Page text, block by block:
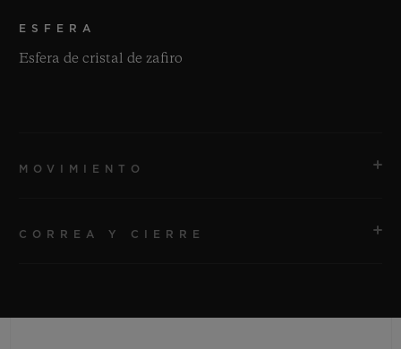
ESFERA
Esfera de cristal de zafiro
MOVIMIENTO
CORREA Y CIERRE
CORREA